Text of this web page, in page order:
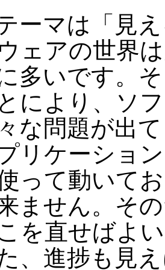
ーマは「見
ェアの世界
多いです。
により、ソ
な問題が出
リケーショ
って動いて
ません。そ
を直せばよ
、進捗も見